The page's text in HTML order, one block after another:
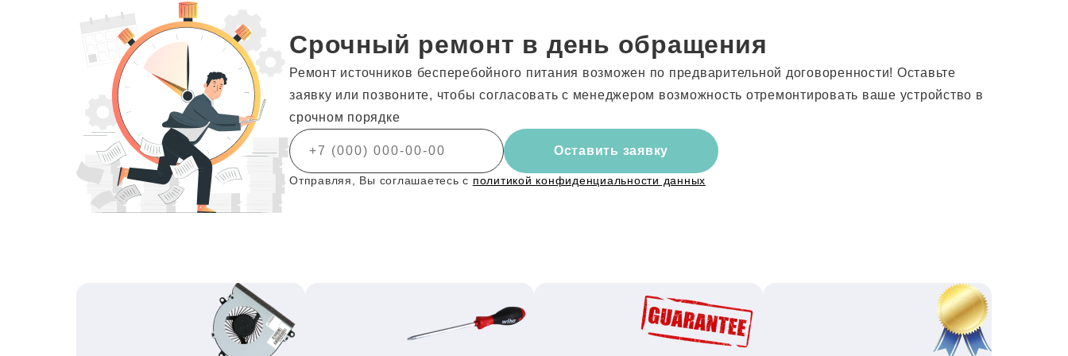
Срочный ремонт в день обращения
Ремонт источников бесперебойного питания возможен по предварительной договоренности! Оставьте
заявку или позвоните, чтобы согласовать с менеджером возможность отремонтировать ваше устройство в
срочном порядке
Оставить заявку
Отправляя, Вы соглашаетесь с политикой конфиденциальности данных